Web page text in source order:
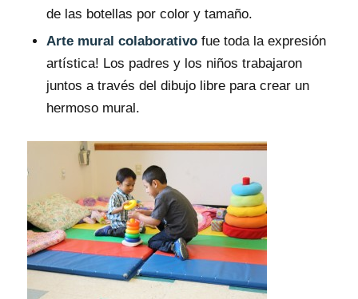
de las botellas por color y tamaño.
Arte mural colaborativofue toda la expresión
artística! Los padres y los niños trabajaron
juntos a través del dibujo libre para crear un
hermoso mural.